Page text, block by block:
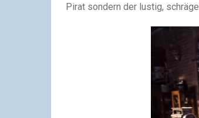
Pirat sondern der lustig, schräge